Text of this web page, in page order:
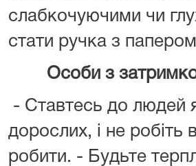
слабкочуючими чи
стати ручка з
Особи з
- Ставтесь до людей
дорослих, і не робіть
робити. - Будьте